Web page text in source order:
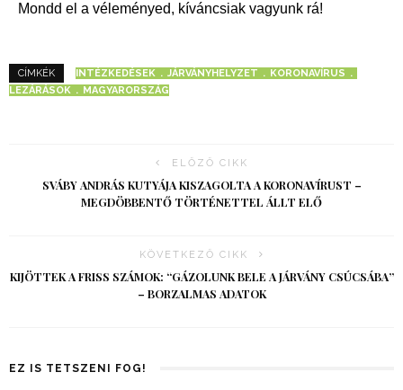
Mondd el a véleményed, kíváncsiak vagyunk rá!
CÍMKÉK INTÉZKEDÉSEK JÁRVÁNYHELYZET
KORONAVÍRUS
LEZÁRÁSOK
MAGYARORSZÁG
ELŐZŐ CIKK
SVÁBY ANDRÁS KUTYÁJA KISZAGOLTA A KORONAVÍRUST –
MEGDÖBBENTŐ TÖRTÉNETTEL ÁLLT ELŐ
KÖVETKEZŐ CIKK
KIJÖTTEK A FRISS SZÁMOK: “GÁZOLUNK BELE A JÁRVÁNY CSÚCSÁBA”
– BORZALMAS ADATOK
EZ IS TETSZENI FOG!